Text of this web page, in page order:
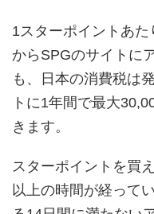
1スターポイントあ
からSPGのサイトに
も、日本の消費税は
トに1年間で最大
きます。
スターポイントを買
以上の時間が経って